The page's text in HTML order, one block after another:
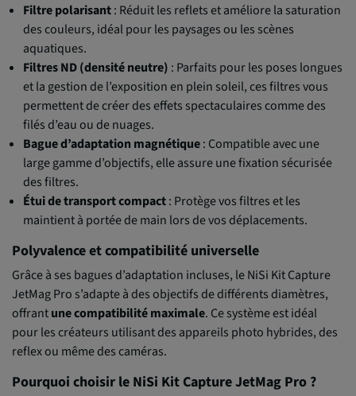
Filtre polarisant: Réduit les reflets et améliore la saturation
des couleurs, idéal pour les paysages ou les scènes
aquatiques.
Filtres ND (densité neutre) : Parfaits pour les poses longues
et la gestion de l’exposition en plein soleil, ces filtres vous
permettent de créer des effets spectaculaires comme des
filés d’eau ou de nuages.
Bague d’adaptation magnétique: Compatible avec une
large gamme d’objectifs, elle assure une fixation sécurisée
des filtres.
Étui de transport compact: Protège vos filtres et les
maintient à portée de main lors de vos déplacements.
Polyvalence et compatibilité universelle
Grâce à ses bagues d’adaptation incluses, le NiSi Kit Capture
JetMag Pro s’adapte à des objectifs de différents diamètres,
offrantune compatibilité maximale. Ce système est idéal
pour les créateurs utilisant des appareils photo hybrides, des
reflex ou même des caméras.
Pourquoi choisir le NiSi Kit Capture JetMag Pro ?